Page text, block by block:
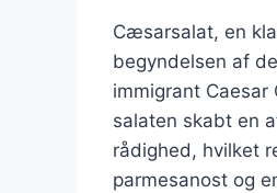
Cæsarsalat, en
begyndelsen af
immigrant
salaten skabt en
rådighed, hvilket
parmesanost og